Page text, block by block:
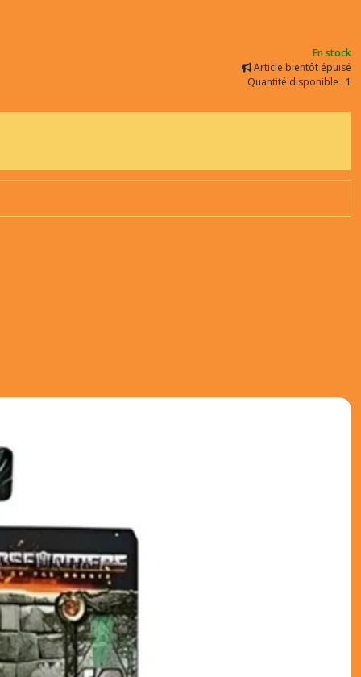
En stock
Article bientôt épuisé
Quantité disponible : 1